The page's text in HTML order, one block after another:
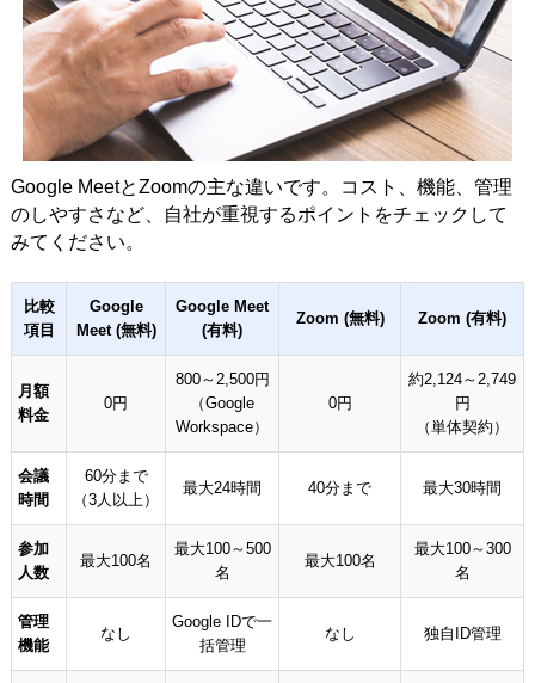
Google MeetとZoomの主な違いです。コスト、機能、管理
のしやすさなど、自社が重視するポイントをチェックして
みてください。
比較
項目
Google
Meet (無料)
Google Meet
(有料)
Zoom (無料) Zoom (有料)
月額
料金
0円
800～2,500円
（Google
Workspace）
0円
約2,124～2,749
円
（単体契約）
会議
時間
60分まで
（3人以上）
最大24時間 40分まで 最大30時間
参加
人数
最大100名
最大100～500
名
最大100名
最大100～300
名
管理
機能
なし
Google IDで一
括管理
なし 独自ID管理